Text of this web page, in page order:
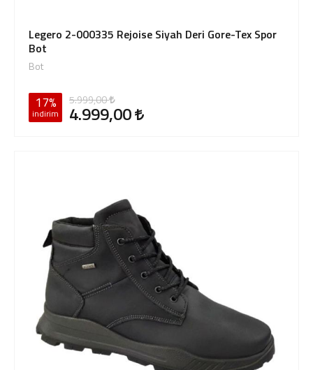
Legero 2-000335 Rejoise Siyah Deri Gore-Tex Spor
Bot
Bot
17%
indirim
5.999,00
4.999,00